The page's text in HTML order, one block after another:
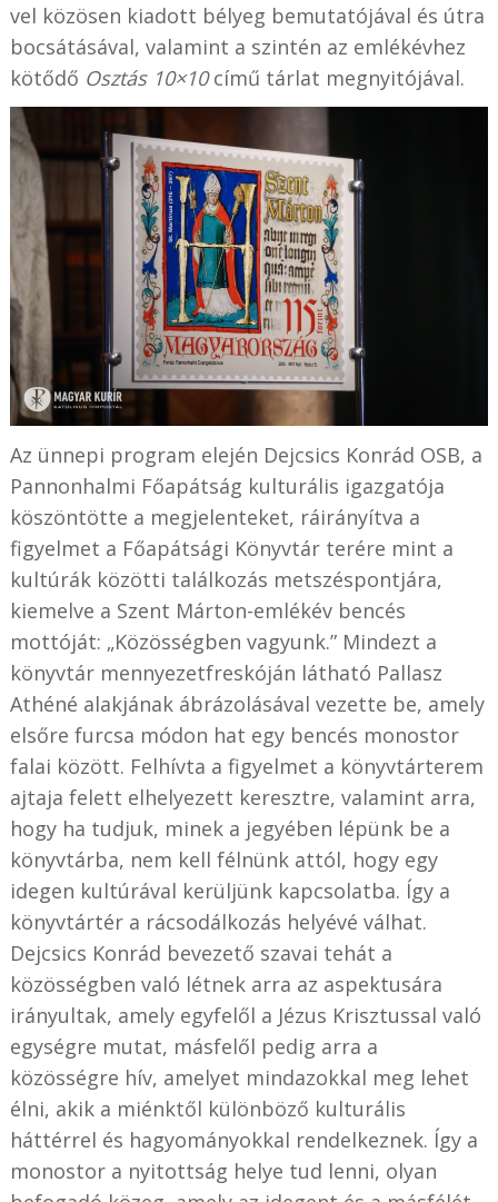
vel közösen kiadott bélyeg bemutatójával és útra
bocsátásával, valamint a szintén az emlékévhez
kötődő Osztás 10×10című tárlat megnyitójával.
Az ünnepi program elején Dejcsics Konrád OSB, a
Pannonhalmi Főapátság kulturális igazgatója
köszöntötte a megjelenteket, ráirányítva a
figyelmet a Főapátsági Könyvtár terére mint a
kultúrák közötti találkozás metszéspontjára,
kiemelve a Szent Márton-emlékév bencés
mottóját: „Közösségben vagyunk.” Mindezt a
könyvtár mennyezetfreskóján látható Pallasz
Athéné alakjának ábrázolásával vezette be, amely
elsőre furcsa módon hat egy bencés monostor
falai között. Felhívta a figyelmet a könyvtárterem
ajtaja felett elhelyezett keresztre, valamint arra,
hogy ha tudjuk, minek a jegyében lépünk be a
könyvtárba, nem kell félnünk attól, hogy egy
idegen kultúrával kerüljünk kapcsolatba. Így a
könyvtártér a rácsodálkozás helyévé válhat.
Dejcsics Konrád bevezető szavai tehát a
közösségben való létnek arra az aspektusára
irányultak, amely egyfelől a Jézus Krisztussal való
egységre mutat, másfelől pedig arra a
közösségre hív, amelyet mindazokkal meg lehet
élni, akik a miénktől különböző kulturális
háttérrel és hagyományokkal rendelkeznek. Így a
monostor a nyitottság helye tud lenni, olyan